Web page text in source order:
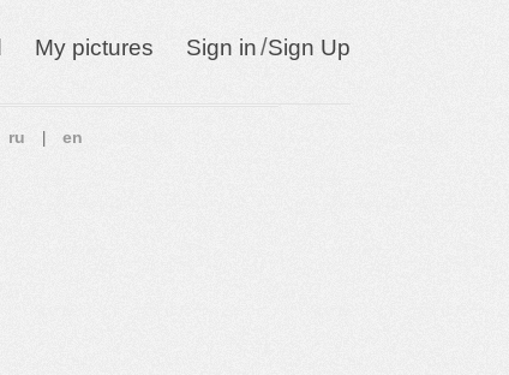
My pictures Sign in/Sign Up
ru en